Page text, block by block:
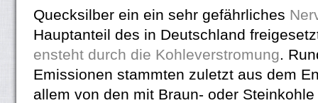
Quecksilber ein ein sehr gefährliches
Hauptanteil des in Deutschland
ensteht durch die Kohleverstromung.
Emissionen stammten zuletzt aus dem
allem von den mit Braun- oder